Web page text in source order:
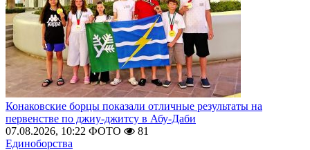
Конаковские борцы показали отличные результаты на
первенстве по джиу-джитсу в Абу-Даби
07.08.2026, 10:22 ФОТО
81
Единоборства